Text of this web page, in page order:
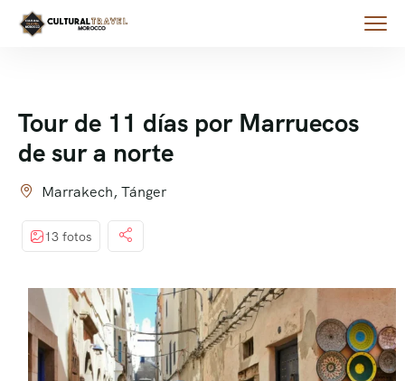
Tour de 11 días por Marruecos
de sur a norte
Marrakech, Tánger
13 fotos